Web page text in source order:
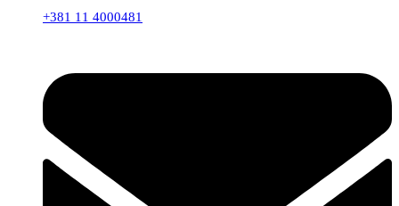
+381 11 4000481